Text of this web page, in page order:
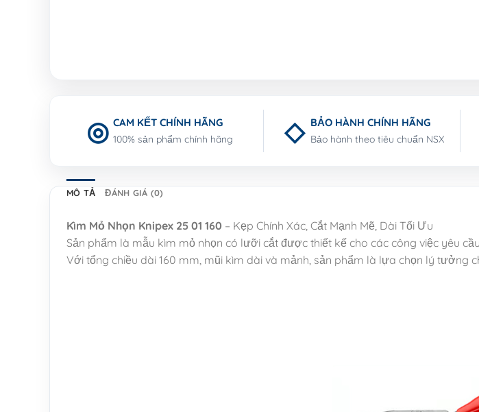
CAM KẾT CHÍNH HÃNG
100% sản phẩm chính hãng
BẢO HÀNH CHÍNH HÃNG
Bảo hành theo tiêu chuẩn NSX
MÔ TẢ ĐÁNH GIÁ (0)
Kìm Mỏ Nhọn Knipex 25 01 160 – Kẹp Chính Xác, Cắt Mạnh Mẽ, Dài Tối Ưu
Sản phẩm là mẫu kìm mỏ nhọn có lưỡi cắt được thiết kế cho các công việc yêu
Với tổng chiều dài 160 mm, mũi kìm dài và mảnh, sản phẩm là lựa chọn lý tưởng